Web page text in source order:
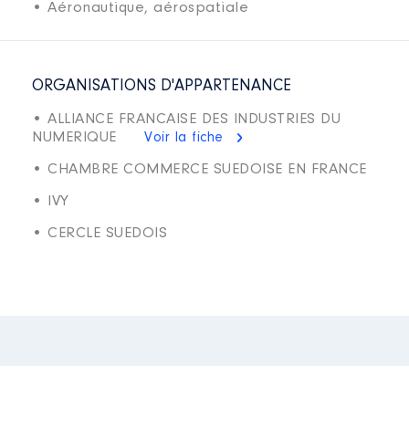
• Aéronautique, aérospatiale
ORGANISATIONS D'APPARTENANCE
• ALLIANCE FRANCAISE DES INDUSTRIES DU
NUMERIQUE
Voir la fiche
• CHAMBRE COMMERCE SUEDOISE EN FRANCE
• IVY
• CERCLE SUEDOIS